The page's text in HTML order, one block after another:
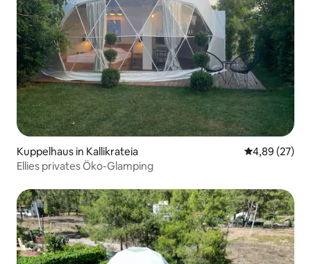
Kuppelhaus in Kallikrateia
4,89 (27)
Ellies privates Öko-Glamping